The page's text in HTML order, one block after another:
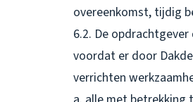
overeenkomst, tijdig
6.2. De
voordat er door
verrichten